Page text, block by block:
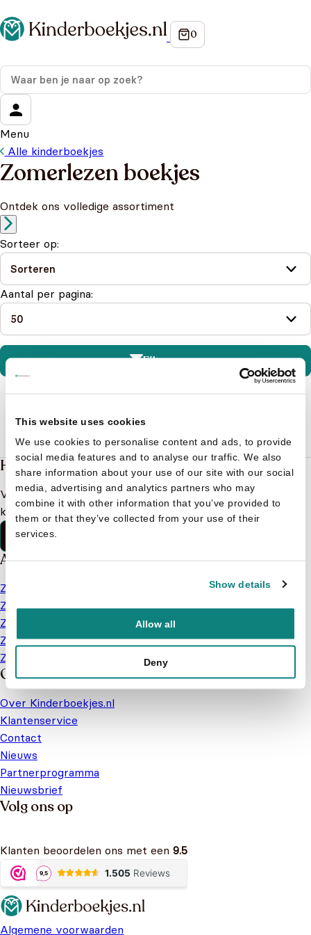
This website uses cookies
We use cookies to personalise content and ads, to provide
social media features and to analyse our traffic. We also
share information about your use of our site with our social
media, advertising and analytics partners who may
combine it with other information that you’ve provided to
them or that they’ve collected from your use of their
services.
Show details
Allow all
Deny
Menu
Alle kinderboekjes
Zomerlezen boekjes
Ontdek ons volledige assortiment
Sorteer op:
Aantal per pagina:
Filteren
Heb je een vraag?
Vind binnen no-time antwoord op je vraag op onze
klantenservice pagina.
Klantenservice
Alles van Kinderboekjes.nl
Zoek op leeftijd
Zoeken op auteur
Zoek naar merken
Zoek naar series of karakters
Zoek naar een soort boek
Over ons
Over Kinderboekjes.nl
Klantenservice
Contact
Nieuws
Partnerprogramma
Nieuwsbrief
Volg ons op
Klanten beoordelen ons met een 9.5
Algemene voorwaarden